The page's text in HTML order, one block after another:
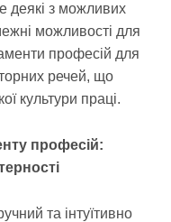
деякі з можливих
можливості для
професій для
речей, що
культури праці.
професій:
та інтуїтивно